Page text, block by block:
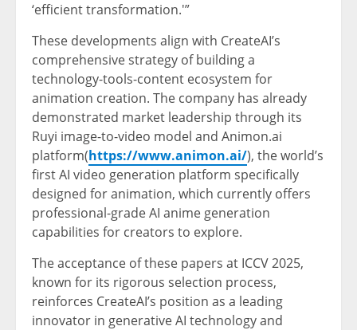
‘efficient transformation.'”
These developments align with CreateAI’s
comprehensive strategy of building a
technology-tools-content ecosystem for
animation creation. The company has already
demonstrated market leadership through its
Ruyi image-to-video model and Animon.ai
platform(https://www.animon.ai/), the world’s
first AI video generation platform specifically
designed for animation, which currently offers
professional-grade AI anime generation
capabilities for creators to explore.
The acceptance of these papers at ICCV 2025,
known for its rigorous selection process,
reinforces CreateAI’s position as a leading
innovator in generative AI technology and